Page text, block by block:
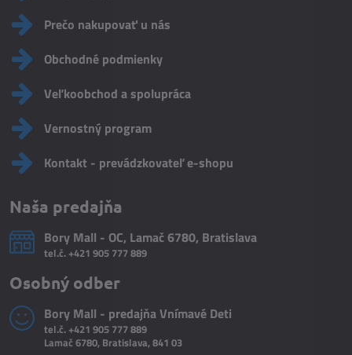
Prečo nakupovať u nás
Obchodné podmienky
Veľkoobchod a spolupráca
Vernostný program
Kontakt - prevádzkovateľ e-shopu
Naša predajňa
Bory Mall - OC, Lamač 6780, Bratislava
tel.č.+421 905 777 889
Osobný odber
Bory Mall - predajňa Vnímavé Deti
tel.č.+421 905 777 889
Lamač 6780, Bratislava, 841 03